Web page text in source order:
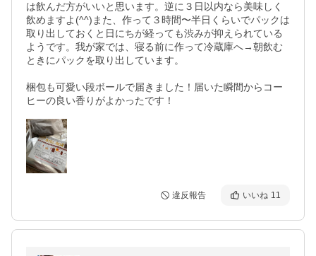
は飲んだ方がいいと思います。逆に３日以内なら美味しく
飲めますよ(^^)また、作って３時間〜半日くらいでパックは
取り出しておくと日にちが経っても渋みが抑えられている
ようです。我が家では、寝る前に作って冷蔵庫へ→朝飲む
ときにパックを取り出しています。
梱包も可愛い段ボールで届きました！届いた瞬間からコー
ヒーの良い香りがよかったです！
違反報告 いいね 11